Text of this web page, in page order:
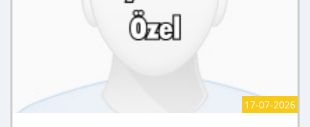
17-07-2026